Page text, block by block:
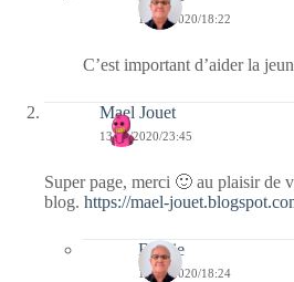
14/10/2020/18:22
C’est important d’aider la
Mael Jouet
13/10/2020/23:45
Super page, merci 🙂 au plaisir de
blog. https://mael-
Bernie
14/10/2020/18:24